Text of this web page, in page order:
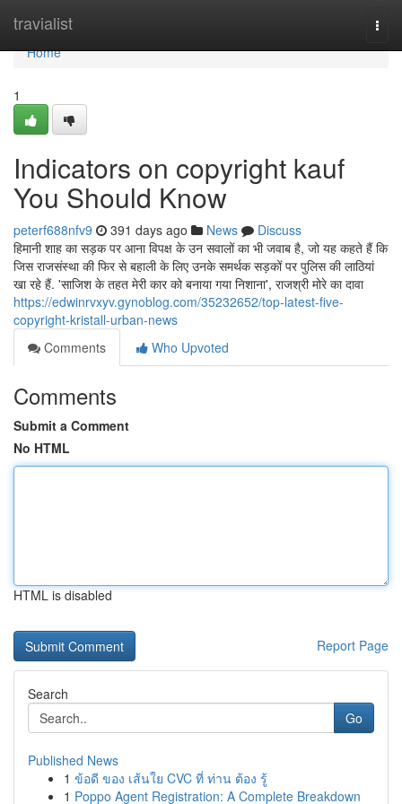
travialist
Home
Home
1
Indicators on copyright kauf
You Should Know
peterf688nfv9 391 days ago News
Discuss
हिमानी शाह का सड़क पर आना विपक्ष के उन सवालों का भी जवाब है, जो यह कहते हैं कि
जिस राजसंस्था की फिर से बहाली के लिए उनके समर्थक सड़कों पर पुलिस की लाठियां
खा रहे हैं. 'साज‍िश के तहत मेरी कार को बनाया गया न‍िशाना', राजश्री मोरे का दावा
https://edwinrvxyv.gynoblog.com/35232652/top-latest-five-
copyright-kristall-urban-news
Comments
Who Upvoted
Comments
Submit a Comment
No HTML
HTML is disabled
Report Page
Search
Go
Published News
1 ข้อดี ของ เส้นใย CVC ที่ ท่าน ต้อง รู้
1 Poppo Agent Registration: A Complete Breakdown